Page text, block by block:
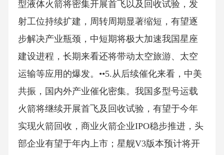
型液体火箭将密集开展首飞以及回收试验，发
射工位持续扩建，周转周期显著缩短，有望逐
步解决产业瓶颈，中短期将极大加速我国星座
建设进程，长期来看还将带动太空旅游、太空
运输等应用的爆发。••5.从后续催化来看，中美
共振，国内外产业催化密集。我国多型号运载
火箭将继续开展首飞及回收试验，有望于今年
实现火箭回收，商业火箭企业IPO稳步推进，头
部企业有望于年内上市；星舰V3版本预计将开